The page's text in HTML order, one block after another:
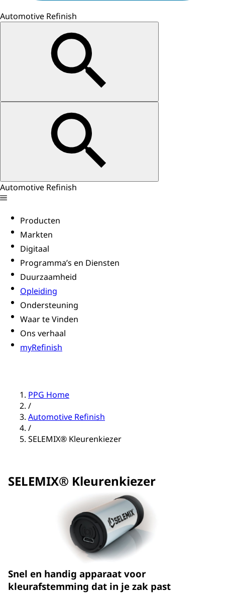
Automotive Refinish
Automotive Refinish
Producten
Markten
Digitaal
Programma’s en Diensten
Duurzaamheid
Opleiding
Ondersteuning
Waar te Vinden
Ons verhaal
myRefinish
PPG Home
/
Automotive Refinish
/
SELEMIX® Kleurenkiezer
SELEMIX® Kleurenkiezer
Snel en handig apparaat voor
kleurafstemming dat in je zak past